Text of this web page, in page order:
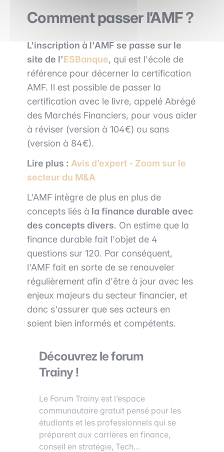
Comment passer l’AMF ?
L'inscription à l'AMF se passe sur le
site de l'ESBanque, qui est l'école de
référence pour décerner la certification
AMF. Il est possible de passer la
certification avec le livre, appelé Abrégé
des Marchés Financiers, pour vous aider
à réviser (version à 104€) ou sans
(version à 84€).
Lire plus : Avis d’expert - Zoom sur le
secteur du M&A
L'AMF intègre de plus en plus de
concepts liés à la finance durable avec
des concepts divers. On estime que la
finance durable fait l'objet de 4
questions sur 120. Par conséquent,
l'AMF fait en sorte de se renouveler
régulièrement afin d'être à jour avec les
enjeux majeurs du secteur financier, et
donc s'assurer que ses acteurs en
soient bien informés et compétents.
Découvrez le forum
Trainy !
Le Forum Trainy est l’espace
communautaire gratuit pensé pour les
étudiants et les professionnels qui se
préparent aux carrières en finance,
conseil en stratégie, Tech…